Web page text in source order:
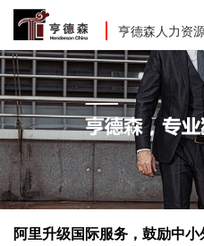
亨德森人力资
阿里升级国际服务，鼓励中